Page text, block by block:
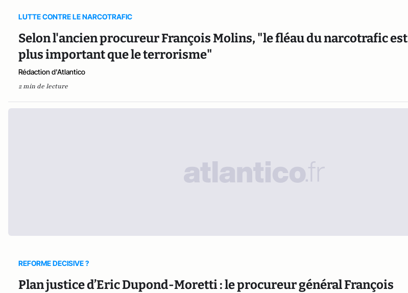
LUTTE CONTRE LE NARCOTRAFIC
Selon l'ancien procureur François Molins, "le fléau du narcotrafic est
plus important que le terrorisme"
Rédaction d'Atlantico
2 min de lecture
REFORME DECISIVE ?
Plan justice d’Eric Dupond-Moretti : le procureur général François